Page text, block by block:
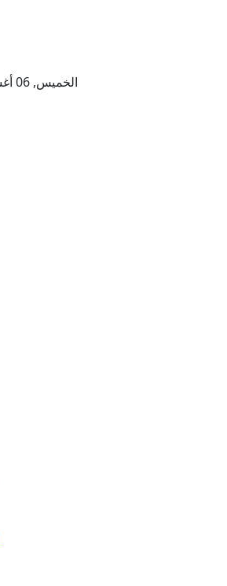
الخميس, 06 أغسطس 2026 – 23 صفر 1448 هـ